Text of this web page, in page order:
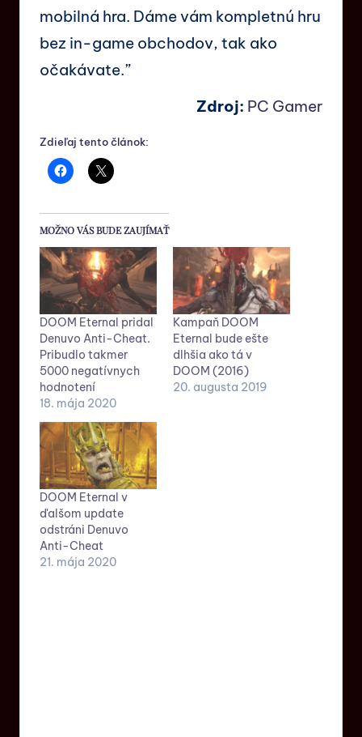
mobilná hra. Dáme vám kompletnú hru
bez in-game obchodov, tak ako
očakávate.”
Zdroj: PC Gamer
Zdieľaj tento článok:
MOŽNO VÁS BUDE ZAUJÍMAŤ
DOOM Eternal pridal
Denuvo Anti-Cheat.
Pribudlo takmer
5000 negatívnych
hodnotení
18. mája 2020
Kampaň DOOM
Eternal bude ešte
dlhšia ako tá v
DOOM (2016)
20. augusta 2019
DOOM Eternal v
ďalšom update
odstráni Denuvo
Anti-Cheat
21. mája 2020